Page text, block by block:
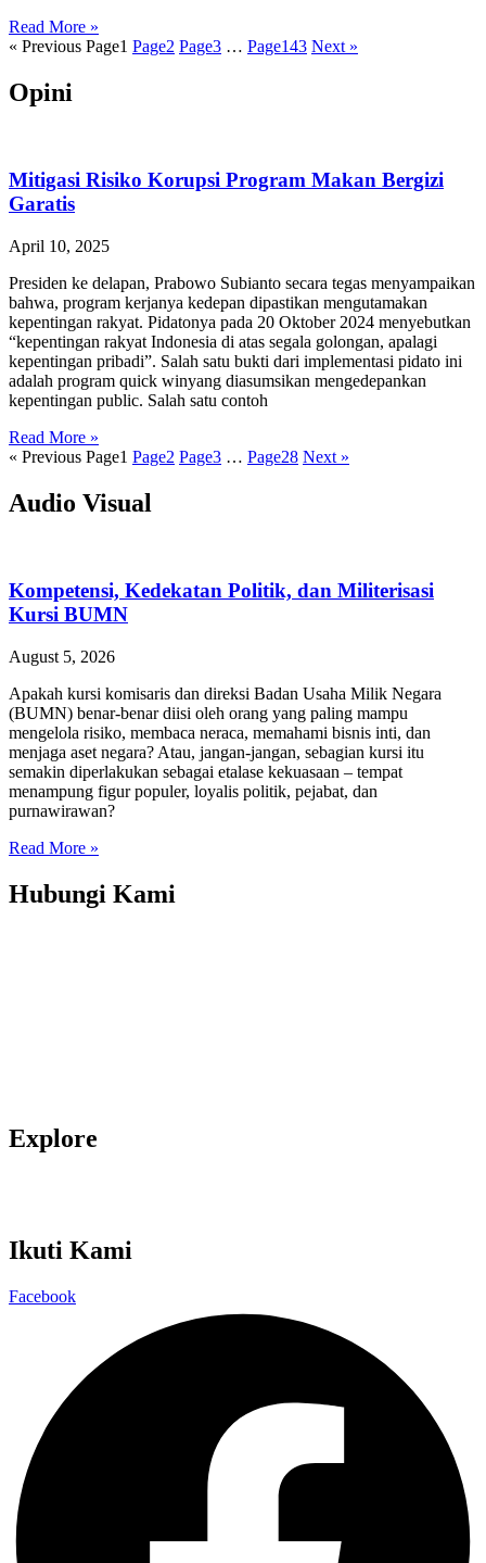
Read More »
« Previous Page1 Page2 Page3 … Page143 Next »
Opini
Mitigasi Risiko Korupsi Program Makan Bergizi
Garatis
April 10, 2025
Presiden ke delapan, Prabowo Subianto secara tegas menyampaikan
bahwa, program kerjanya kedepan dipastikan mengutamakan
kepentingan rakyat. Pidatonya pada 20 Oktober 2024 menyebutkan
“kepentingan rakyat Indonesia di atas segala golongan, apalagi
kepentingan pribadi”. Salah satu bukti dari implementasi pidato ini
adalah program quick winyang diasumsikan mengedepankan
kepentingan public. Salah satu contoh
Read More »
« Previous Page1 Page2 Page3 … Page28 Next »
Audio Visual
Kompetensi, Kedekatan Politik, dan Militerisasi
Kursi BUMN
August 5, 2026
Apakah kursi komisaris dan direksi Badan Usaha Milik Negara
(BUMN) benar-benar diisi oleh orang yang paling mampu
mengelola risiko, membaca neraca, memahami bisnis inti, dan
menjaga aset negara? Atau, jangan-jangan, sebagian kursi itu
semakin diperlakukan sebagai etalase kekuasaan – tempat
menampung figur populer, loyalis politik, pejabat, dan
purnawirawan?
Read More »
Hubungi Kami
Explore
Ikuti Kami
Facebook